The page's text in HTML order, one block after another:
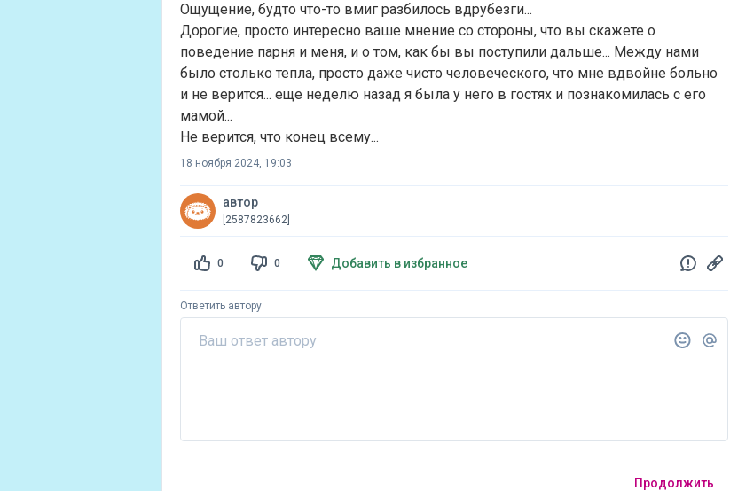
Ощущение, будто что-то вмиг разбилось вдрубезги...
Дорогие, просто интересно ваше мнение со стороны, что вы скажете о
поведение парня и меня, и о том, как бы вы поступили дальше... Между нами
было столько тепла, просто даже чисто человеческого, что мне вдвойне больно
и не верится... еще неделю назад я была у него в гостях и познакомилась с его
мамой...
Не верится, что конец всему...
18 ноября 2024, 19:03
автор
[2587823662]
0 0 Добавить в избранное
Ответить автору
Продолжить